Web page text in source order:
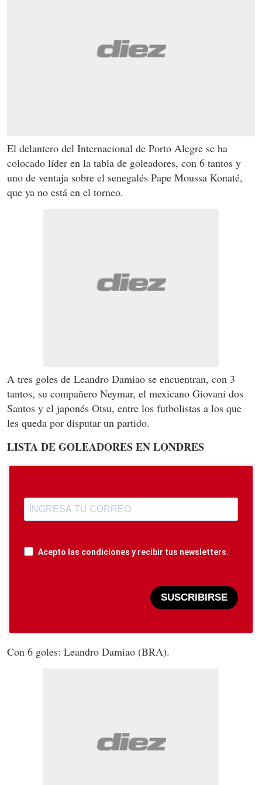
El delantero del Internacional de Porto Alegre se ha
colocado líder en la tabla de goleadores, con 6 tantos y
uno de ventaja sobre el senegalés Pape Moussa Konaté,
que ya no está en el torneo.
A tres goles de Leandro Damiao se encuentran, con 3
tantos, su compañero Neymar, el mexicano Giovani dos
Santos y el japonés Otsu, entre los futbolistas a los que
les queda por disputar un partido.
LISTA DE GOLEADORES EN LONDRES
Acepto las condiciones y recibir tus newsletters.
SUSCRIBIRSE
Con 6 goles: Leandro Damiao (BRA).